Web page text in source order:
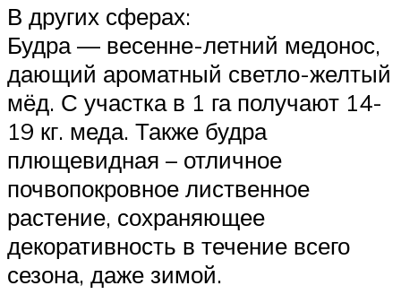
В других сферах:
Будра — весенне-летний медонос,
дающий ароматный светло-желтый
мёд. С участка в 1 га получают 14-
19 кг. меда. Также будра
плющевидная – отличное
почвопокровное лиственное
растение, сохраняющее
декоративность в течение всего
сезона, даже зимой.